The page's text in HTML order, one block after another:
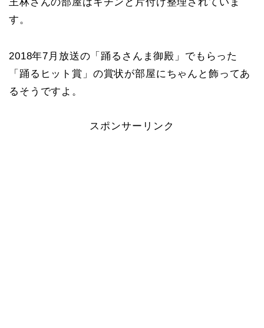
す。
2018年7月放送の「踊るさんま御殿」でもらった
「踊るヒット賞」の賞状が部屋にちゃんと飾ってあ
るそうですよ。
スポンサーリンク